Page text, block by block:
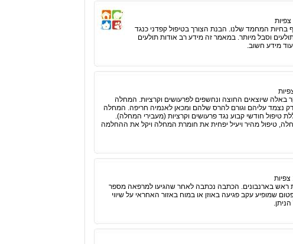
צפיות
בחיות המחמד שלנו. הבנת הצורך בטיפול קפדני כנגד
וסבל מיותר. במאמר זה מידע רב אודות תולעים
מידע חשוב.
באלה שיוצאים החוצה ונחשפים לפרעושים וקרציות. המחלה
נצמד עליהם וגורם להרס שלהם ומכאן לאנמיה חריפה. המחלה
טיפול חודשי קבוע נגד פרעושים וקרציות (מעבירי המחלה).
טיפול מהיר ויעיל יפחית את חומרת המחלה ויקל את ההחלמה
צפיות
ראש בארנבונים. הכתבה נכתבה לאחר שהגיעו למרפאה מספר
שמופיע עקב פגיעה באוזן או במוח באזור האחראי על שיווי